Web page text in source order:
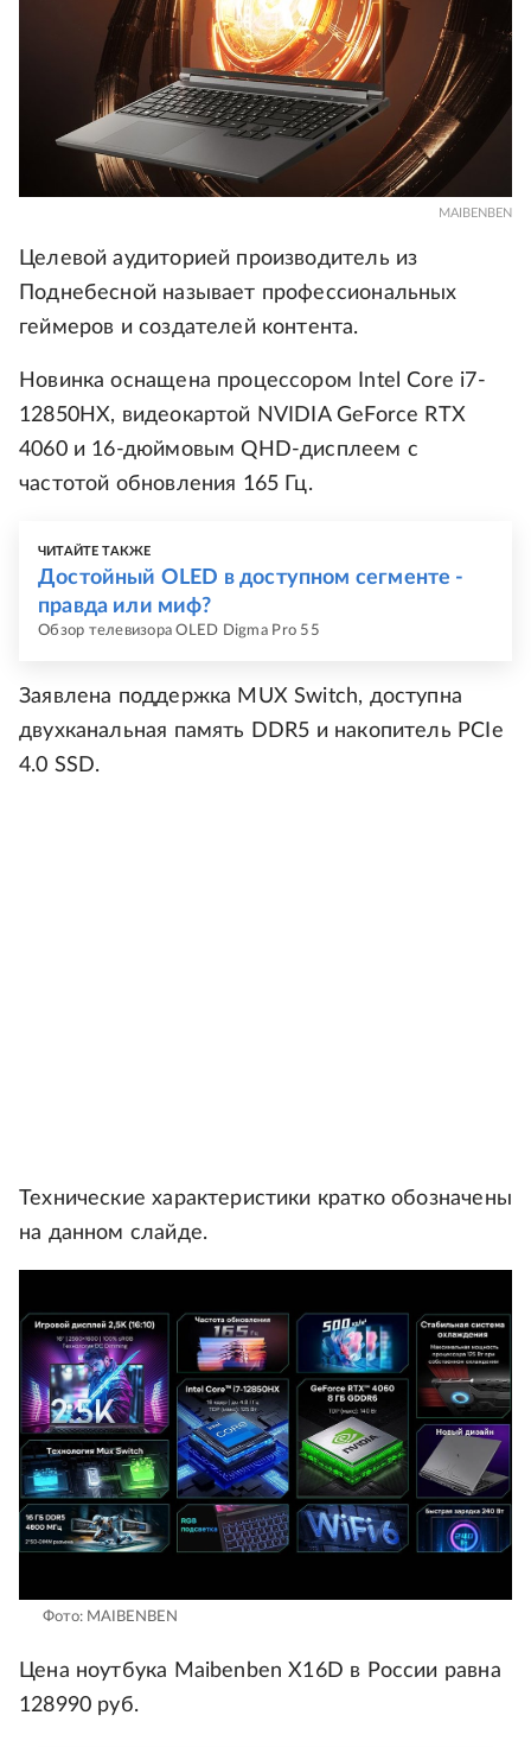
MAIBENBEN
Целевой аудиторией производитель из
Поднебесной называет профессиональных
геймеров и создателей контента.
Новинка оснащена процессором Intel Core i7-
12850HX, видеокартой NVIDIA GeForce RTX
4060 и 16-дюймовым QHD-дисплеем с
частотой обновления 165 Гц.
ЧИТАЙТЕ ТАКЖЕ
Достойный OLED в доступном сегменте -
правда или миф?
Обзор телевизора OLED Digma Pro 55
Заявлена поддержка MUX Switch, доступна
двухканальная память DDR5 и накопитель PCIe
4.0 SSD.
Технические характеристики кратко обозначены
на данном слайде.
Фото: MAIBENBEN
Цена ноутбука Maibenben X16D в России равна
128990 руб.